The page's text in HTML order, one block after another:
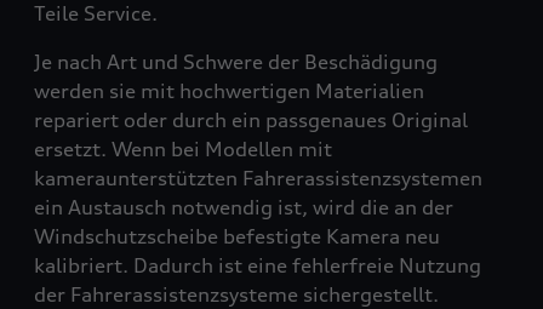
Teile Service.
Je nach Art und Schwere der Beschädigung
werden sie mit hochwertigen Materialien
repariert oder durch ein passgenaues Original
ersetzt. Wenn bei Modellen mit
kameraunterstützten Fahrerassistenzsystemen
ein Austausch notwendig ist, wird die an der
Windschutzscheibe befestigte Kamera neu
kalibriert. Dadurch ist eine fehlerfreie Nutzung
der Fahrerassistenzsysteme sichergestellt.